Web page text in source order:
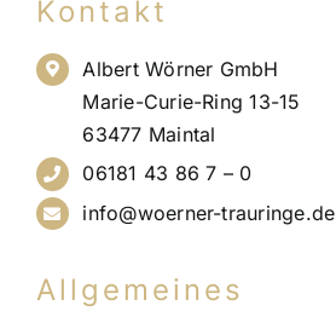
Kontakt
Albert Wörner GmbH
Marie-Curie-Ring 13-15
63477 Maintal
06181 43 86 7 – 0
info@woerner-trauringe.de
Allgemeines